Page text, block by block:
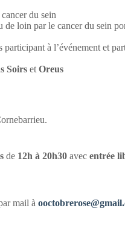
du sein
de loin par le cancer du sein
à l’événement et
Soirs et Oreus
de 12h à 20h30 avec entrée
mail à